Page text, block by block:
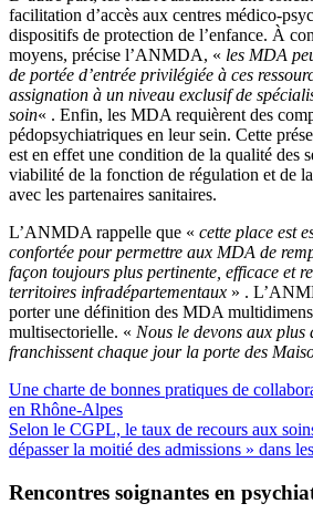
facilitation d’accès aux centres médico-
dispositifs de protection de l’enfance. À
moyens, précise l’ANMDA, « les MDA
de portée d’entrée privilégiée à ces
assignation à un niveau exclusif de
soin« . Enfin, les MDA requièrent des
pédopsychiatriques en leur sein. Cette
est en effet une condition de la qualité des
viabilité de la fonction de régulation et de
avec les partenaires sanitaires.
L’ANMDA rappelle que « cette place est
confortée pour permettre aux MDA de
façon toujours plus pertinente, efficace et
territoires infradépartementaux » .
porter une définition des MDA
multisectorielle. « Nous le devons aux plus
franchissent chaque jour la porte des
Une charte de bonnes pratiques de
en Rhône-Alpes
Selon le CGPL, le taux de recours aux
dépasser la moitié des admissions » dans
Rencontres soignantes en